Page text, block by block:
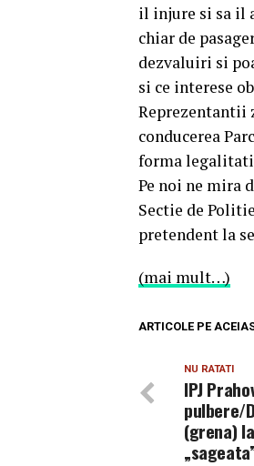
il injure si sa il
chiar de
dezvaluiri si
si ce interese
Reprezentantii
conducerea
forma
Pe noi ne mira
Sectie de
pretendent la
(mai mult…)
ARTICOLE PE
NU RATATI
IPJ
pulbere/
(grena)